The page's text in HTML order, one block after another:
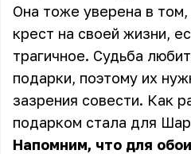
Она тоже уверена в
крест на своей жизни,
трагичное. Судьба
подарки, поэтому их
зазрения совести. Как
подарком стала для
Напомним, что для